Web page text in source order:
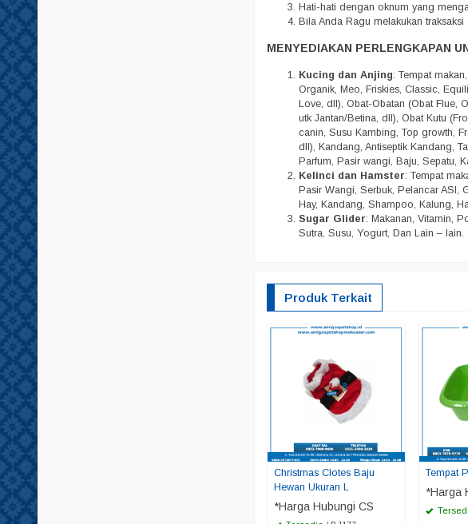
Hati-hati dengan oknum yang
Bila Anda Ragu melakukan
MENYEDIAKAN PERLENGKAPAN
Kucing dan Anjing: Tempat
Organik, Meo, Friskies, Classic,
Love, dll), Obat-Obatan (Obat Flue,
utk Jantan/Betina, dll), Obat Kutu
canin, Susu Kambing, Top growth,
dll), Kandang, Antiseptik Kandang,
Parfum, Pasir wangi, Baju, Sepatu,
Kelinci dan Hamster: Tempat
Pasir Wangi, Serbuk, Pelancar ASI,
Hay, Kandang, Shampoo, Kalung,
Sugar Glider: Makanan, Vitamin,
Sutra, Susu, Yogurt, Dan Lain – lain.
Produk Terkait
Christmas Clotes Baju
Hewan Ukuran L
*Harga Hubungi CS
Tempat
*Harga